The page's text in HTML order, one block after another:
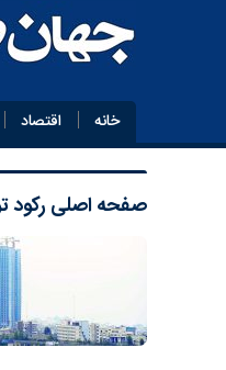
خانه اقتصاد
صفحه اصلی رکود